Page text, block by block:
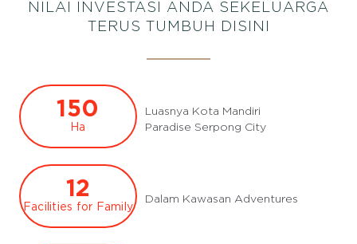
NILAI INVESTASI ANDA SEKELUARGA
TERUS TUMBUH DISINI
150
Ha
Luasnya Kota Mandiri
Paradise Serpong City
12
Facilities for Family
Dalam Kawasan Adventures